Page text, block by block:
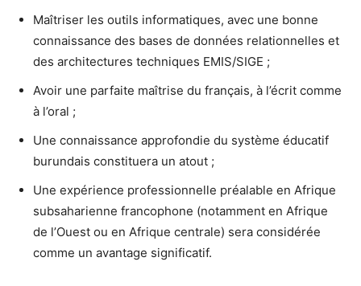
Maîtriser les outils informatiques, avec une bonne
connaissance des bases de données relationnelles et
des architectures techniques EMIS/SIGE ;
Avoir une parfaite maîtrise du français, à l’écrit comme
à l’oral ;
Une connaissance approfondie du système éducatif
burundais constituera un atout ;
Une expérience professionnelle préalable en Afrique
subsaharienne francophone (notamment en Afrique
de l’Ouest ou en Afrique centrale) sera considérée
comme un avantage significatif.